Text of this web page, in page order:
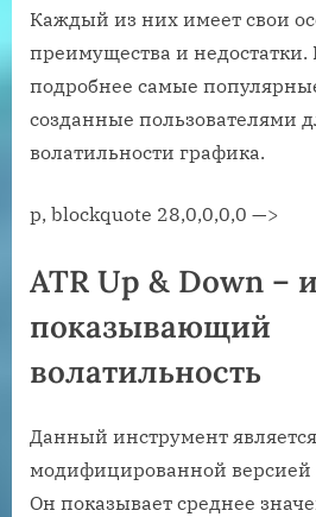
Каждый из них имеет свои
преимущества и недостатки.
подробнее самые
созданные пользователями
волатильности графика.
p, blockquote 28,0,0,0,0 —>
ATR Up & Down –
показывающий
волатильность
Данный инструмент является
модифицированной версией
Он показывает среднее